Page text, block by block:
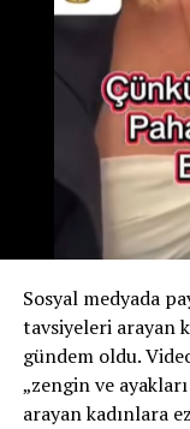
RELATED TOPICS:
UP NEXT
Zehirli Misafir:
Ediyor
DON'T MISS
Sosyal medyada
tavsiyeleri arayan
gündem oldu.
„zengin ve
arayan kadınlara